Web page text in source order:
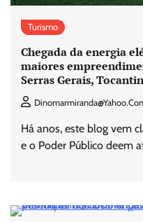
Turismo
Chegada da energia
maiores
Serras Gerais,
Há anos, este blog vem
e o Poder Público deem